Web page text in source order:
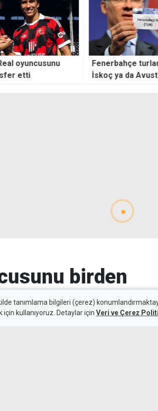
oyuncusunu
etti
Fenerbahçe
İskoç ya da
birden
tanımlama bilgileri (çerez)
için kullanıyoruz. Detaylar için Veri ve Çerez